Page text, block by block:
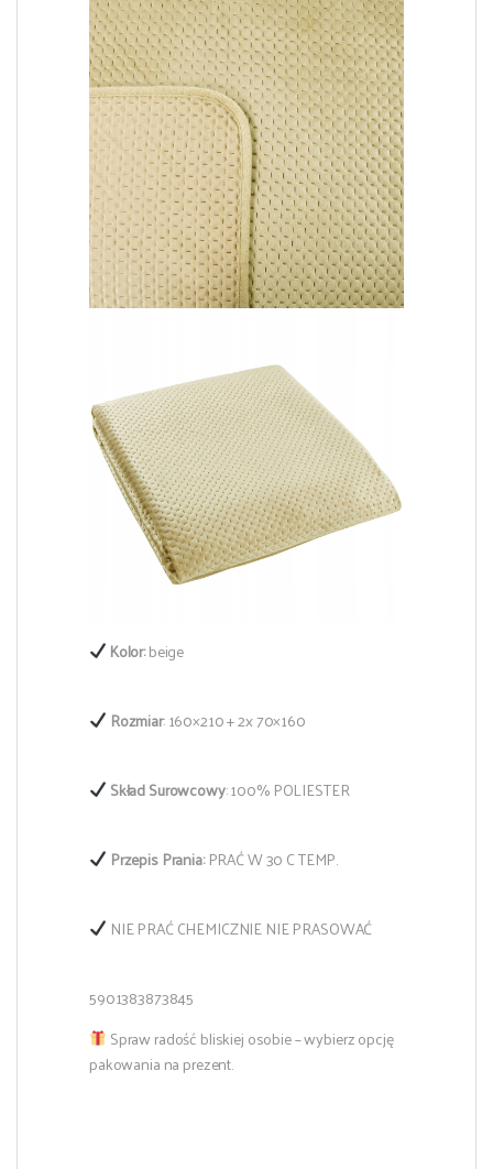
Kolor:beige
Rozmiar: 160×210 + 2x 70×160
Skład Surowcowy: 100% POLIESTER
Przepis Prania:PRAĆ W 30 C TEMP.
NIE PRAĆ CHEMICZNIE NIE PRASOWAĆ
5901383873845
Spraw radość bliskiej osobie – wybierz opcję
pakowania na prezent.